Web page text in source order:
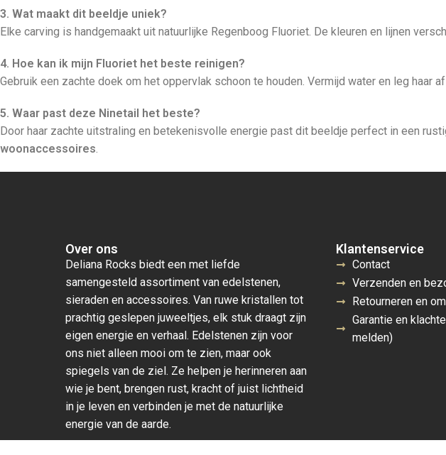
3. Wat maakt dit beeldje uniek?
Elke carving is handgemaakt uit natuurlijke Regenboog Fluoriet. De kleuren en lijnen
4. Hoe kan ik mijn Fluoriet het beste reinigen?
Gebruik een zachte doek om het oppervlak schoon te houden. Vermijd water en leg haar
5. Waar past deze Ninetail het beste?
Door haar zachte uitstraling en betekenisvolle energie past dit beeldje perfect in een
woonaccessoires.
Over ons
Deliana Rocks biedt een met liefde
samengesteld assortiment van edelstenen,
sieraden en accessoires. Van ruwe kristallen tot
prachtig geslepen juweeltjes, elk stuk draagt zijn
eigen energie en verhaal. Edelstenen zijn voor
ons niet alleen mooi om te zien, maar ook
spiegels van de ziel. Ze helpen je herinneren aan
wie je bent, brengen rust, kracht of juist lichtheid
in je leven en verbinden je met de natuurlijke
energie van de aarde.
Klantenservice
Contact
Verzenden en
Retourneren en
Garantie en
melden)